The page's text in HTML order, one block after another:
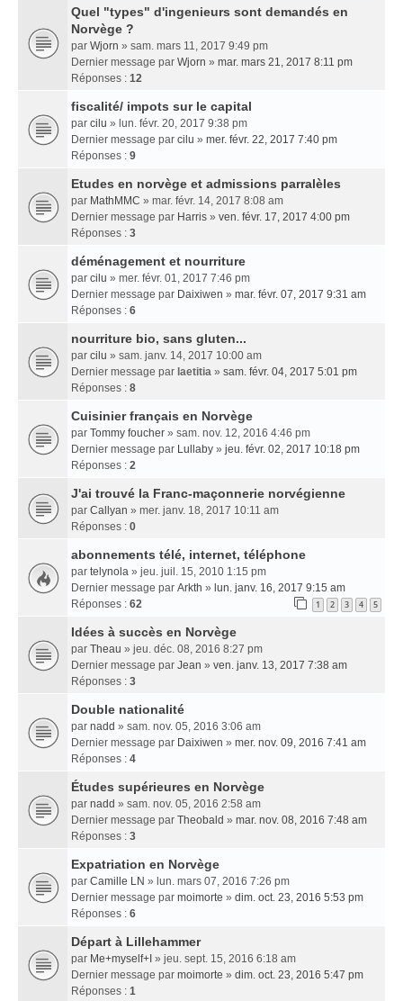
Quel "types" d'ingenieurs sont demandés en
Norvège ?
par Wjorn » sam. mars 11, 2017 9:49 pm
Dernier message par Wjorn » mar. mars 21, 2017 8:11 pm
Réponses : 12
fiscalité/ impots sur le capital
par cilu » lun. févr. 20, 2017 9:38 pm
Dernier message par cilu » mer. févr. 22, 2017 7:40 pm
Réponses : 9
Etudes en norvège et admissions parralèles
par MathMMC » mar. févr. 14, 2017 8:08 am
Dernier message par Harris » ven. févr. 17, 2017 4:00 pm
Réponses : 3
déménagement et nourriture
par cilu » mer. févr. 01, 2017 7:46 pm
Dernier message par Daixiwen » mar. févr. 07, 2017 9:31 am
Réponses : 6
nourriture bio, sans gluten...
par cilu » sam. janv. 14, 2017 10:00 am
Dernier message par laetitia » sam. févr. 04, 2017 5:01 pm
Réponses : 8
Cuisinier français en Norvège
par Tommy foucher » sam. nov. 12, 2016 4:46 pm
Dernier message par Lullaby » jeu. févr. 02, 2017 10:18 pm
Réponses : 2
J'ai trouvé la Franc-maçonnerie norvégienne
par Callyan » mer. janv. 18, 2017 10:11 am
Réponses : 0
abonnements télé, internet, téléphone
par telynola » jeu. juil. 15, 2010 1:15 pm
Dernier message par Arkth » lun. janv. 16, 2017 9:15 am
Réponses : 62 1 2 3 4 5
Idées à succès en Norvège
par Theau » jeu. déc. 08, 2016 8:27 pm
Dernier message par Jean » ven. janv. 13, 2017 7:38 am
Réponses : 3
Double nationalité
par nadd » sam. nov. 05, 2016 3:06 am
Dernier message par Daixiwen » mer. nov. 09, 2016 7:41 am
Réponses : 4
Études supérieures en Norvège
par nadd » sam. nov. 05, 2016 2:58 am
Dernier message par Theobald » mar. nov. 08, 2016 7:48 am
Réponses : 3
Expatriation en Norvège
par Camille LN » lun. mars 07, 2016 7:26 pm
Dernier message par moimorte » dim. oct. 23, 2016 5:53 pm
Réponses : 6
Départ à Lillehammer
par Me+myself+I » jeu. sept. 15, 2016 6:18 am
Dernier message par moimorte » dim. oct. 23, 2016 5:47 pm
Réponses : 1